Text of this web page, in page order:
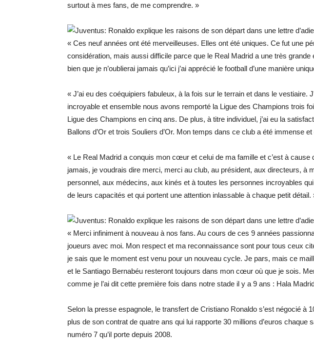
surtout à mes fans, de me comprendre. »
« Ces neuf années ont été merveilleuses. Elles ont été uniques. Ce fut une
considération, mais aussi difficile parce que le Real Madrid a une très
bien que je n’oublierai jamais qu’ici j’ai apprécié le football d’une manière
« J’ai eu des coéquipiers fabuleux, à la fois sur le terrain et dans le vestiaire.
incroyable et ensemble nous avons remporté la Ligue des Champions trois
Ligue des Champions en cinq ans. De plus, à titre individuel, j’ai eu la
Ballons d’Or et trois Souliers d’Or. Mon temps dans ce club a été immense
« Le Real Madrid a conquis mon cœur et celui de ma famille et c’est à cause
jamais, je voudrais dire merci, merci au club, au président, aux directeurs, à
personnel, aux médecins, aux kinés et à toutes les personnes incroyables
de leurs capacités et qui portent une attention inlassable à chaque petit détail.
« Merci infiniment à nouveau à nos fans. Au cours de ces 9 années
joueurs avec moi. Mon respect et ma reconnaissance sont pour tous ceux
je sais que le moment est venu pour un nouveau cycle. Je pars, mais ce
et le Santiago Bernabéu resteront toujours dans mon cœur où que je sois.
comme je l’ai dit cette première fois dans notre stade il y a 9 ans : Hala
Selon la presse espagnole, le transfert de Cristiano Ronaldo s’est négocié à
plus de son contrat de quatre ans qui lui rapporte 30 millions d’euros chaque
numéro 7 qu’il porte depuis 2008.